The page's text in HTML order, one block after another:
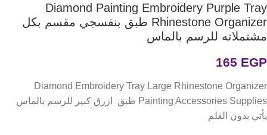
Diamond Painting Embroidery Purple Tray
Rhinestone Organizer طبق بنفسجي مقسم بكل
مشتملاته للرسم بالماس
165 EGP
Diamond Embroidery Tray Large Rhinestone Organizer
Painting Accessories Supplies طبق ازرق كبير للرسم بالماس
يأتي بدون القلم